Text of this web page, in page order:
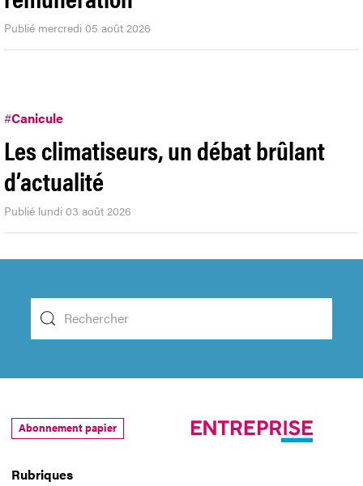
Publié mercredi 05 août 2026
#Canicule
Les climatiseurs, un débat brûlant
d’actualité
Publié lundi 03 août 2026
Rubriques
Abonnement papier